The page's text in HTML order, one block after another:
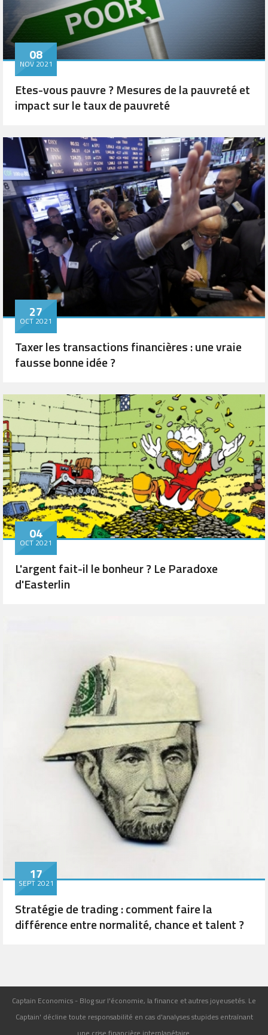
08
NOV 2021
Etes-vous pauvre ? Mesures de la pauvreté et
impact sur le taux de pauvreté
27
OCT 2021
Taxer les transactions financières : une vraie
fausse bonne idée ?
04
OCT 2021
L'argent fait-il le bonheur ? Le Paradoxe
d'Easterlin
17
SEPT 2021
Stratégie de trading : comment faire la
différence entre normalité, chance et talent ?
Captain Economics - Blog sur l'économie, la finance et autres joyeusetés. Le
Captain' décline toute responsabilité en cas d'analyses stupides entraînant